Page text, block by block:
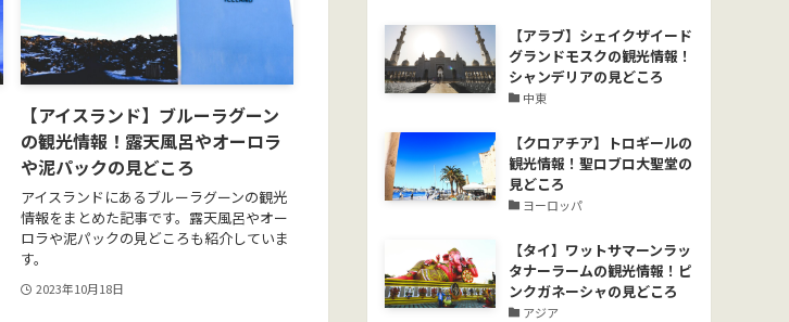
【アイスランド】ブルーラグーン
の観光情報！露天風呂やオーロラ
や泥パックの見どころ
アイスランドにあるブルーラグーンの観光
情報をまとめた記事です。露天風呂やオー
ロラや泥パックの見どころも紹介していま
す。
2023年10月18日
【アラブ】シェイクザイード
グランドモスクの観光情報！
シャンデリアの見どころ
中東
【クロアチア】トロギールの
観光情報！聖ロブロ大聖堂の
見どころ
ヨーロッパ
【タイ】ワットサマーンラッ
タナーラームの観光情報！ピ
ンクガネーシャの見どころ
アジア